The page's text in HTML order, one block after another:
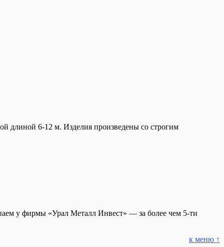
длиной 6-12 м. Изделия произведены со строгим
у фирмы «Урал Металл Инвест» — за более чем 5-ти
к меню ↑